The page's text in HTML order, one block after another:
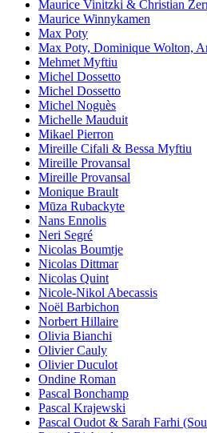
Maurice Vinitzki & Christian
Maurice Winnykamen
Max Poty
Max Poty, Dominique Wolton,
Mehmet Myftiu
Michel Dossetto
Michel Dossetto
Michel Noguès
Michelle Mauduit
Mikael Pierron
Mireille Cifali & Bessa Myftiu
Mireille Provansal
Mireille Provansal
Monique Brault
Mūza Rubackyte
Nans Ennolis
Neri Segré
Nicolas Boumtje
Nicolas Dittmar
Nicolas Quint
Nicole-Nikol Abecassis
Noël Barbichon
Norbert Hillaire
Olivia Bianchi
Olivier Cauly
Olivier Duculot
Ondine Roman
Pascal Bonchamp
Pascal Krajewski
Pascal Oudot & Sarah Farhi